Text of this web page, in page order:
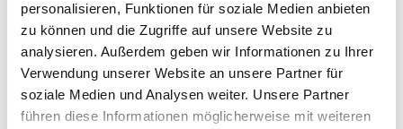
personalisieren, Funktionen für soziale Medien anbieten
zu können und die Zugriffe auf unsere Website zu
analysieren. Außerdem geben wir Informationen zu Ihrer
Verwendung unserer Website an unsere Partner für
soziale Medien und Analysen weiter. Unsere Partner
führen diese Informationen möglicherweise mit weiteren